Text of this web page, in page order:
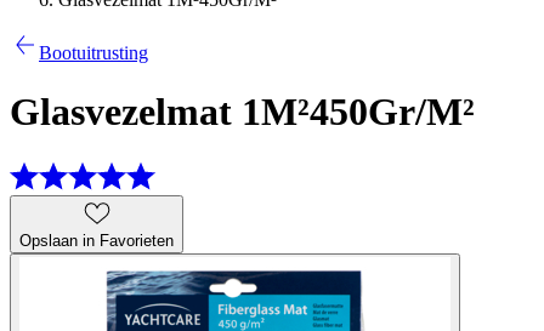
Bootuitrusting
Glasvezelmat 1M²450Gr/M²
Opslaan in Favorieten